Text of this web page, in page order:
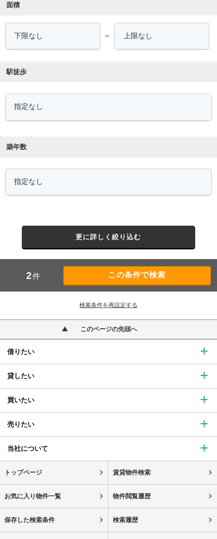
面積
～
駅徒歩
築年数
更に詳しく絞り込む
2件
検索条件を再設定する
このページの先頭へ
借りたい
貸したい
買いたい
売りたい
当社について
トップページ 賃貸物件検索
お気に入り物件一覧 物件閲覧履歴
保存した検索条件 検索履歴